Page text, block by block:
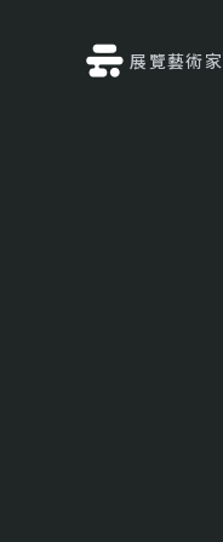
展覽藝術家